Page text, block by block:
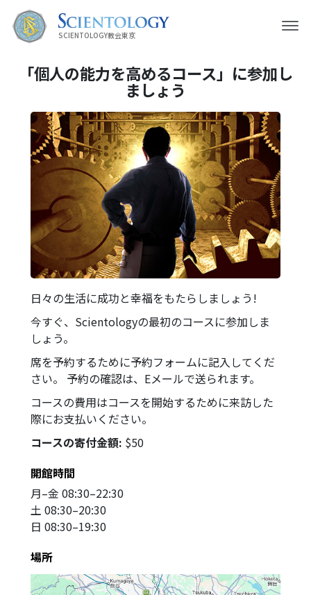
SCIENTOLOGY教会東京
「個人の能力を高めるコース」に参加し
ましょう
日々の生活に成功と幸福をもたらしましょう!
今すぐ、Scientologyの最初のコースに参加しま
しょう。
席を予約するために予約フォームに記入してくだ
さい。 予約の確認は、Eメールで送られます。
コースの費用はコースを開始するために来訪した
際にお支払いください。
コースの寄付金額: $50
開館時間
月–金 08:30–22:30
土 08:30–20:30
日 08:30–19:30
場所